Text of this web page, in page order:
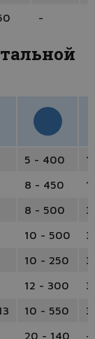
-
5 - 400
8 - 450
8 - 500
10 - 500
10 - 250
12 - 300
10 - 550
20 - 140 -